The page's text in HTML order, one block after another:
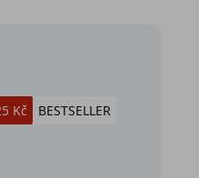
Kč BESTSELLER